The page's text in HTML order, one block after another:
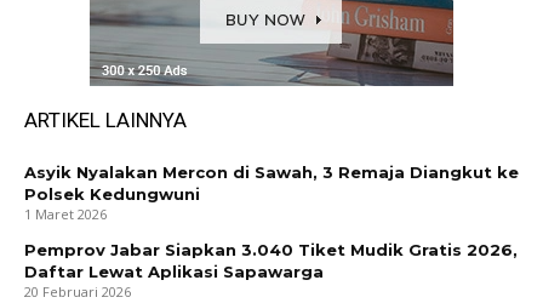
ARTIKEL LAINNYA
Asyik Nyalakan Mercon di Sawah, 3 Remaja Diangkut ke
Polsek Kedungwuni
1 Maret 2026
Pemprov Jabar Siapkan 3.040 Tiket Mudik Gratis 2026,
Daftar Lewat Aplikasi Sapawarga
20 Februari 2026